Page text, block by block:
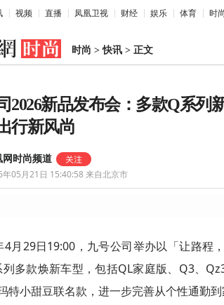
视频 直播 凤凰卫视 财经 娱乐 体育 时
时尚 >快讯 > 正文
2026新品发布会：多款Q系列
行新风尚
网时尚频道
年05月21日 15:40:58 来自北京市
4月29日19:00，九号公司举办以「让路程
多款焕新车型，包括QL家庭版、Q3、
特小甜豆联名款，进一步完善从个性通勤到